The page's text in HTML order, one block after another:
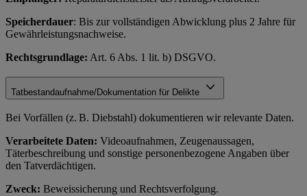
Speicherdauer: Bis zur vollständigen Abwicklung plus 2 Jahre für
Gewährleistungsnachweise.
Rechtsgrundlage: Art. 6 Abs. 1 lit. b) DSGVO.
Tatbestandaufnahme/Dokumentation für Delikte
Bei Vorfällen (z. B. Diebstahl) dokumentieren wir relevante Daten.
Verarbeitete Daten: Videoaufnahmen, Zeugenaussagen,
Täterbeschreibung und sonstige personenbezogene Angaben über
den Tatverdächtigen.
Zweck: Beweissicherung und Rechtsverfolgung.